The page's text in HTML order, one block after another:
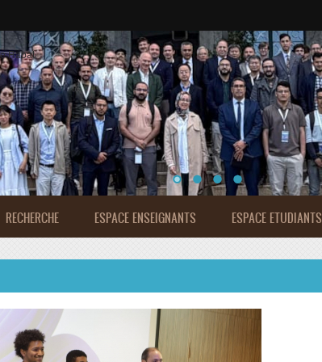
Rabat
RECHERCHE ESPACE ENSEIGNANTS ESPACE ETUDIANTS